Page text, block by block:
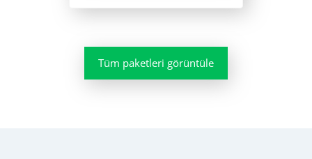
Tüm paketleri görüntüle